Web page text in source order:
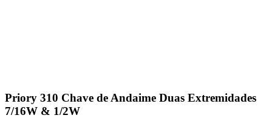
Priory 310 Chave de Andaime Duas Extremidades
7/16W & 1/2W